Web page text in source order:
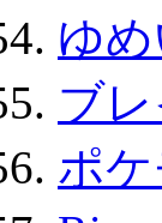
ゆ
ブ
ポ